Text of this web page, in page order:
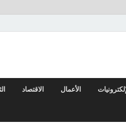
الأعمال الاقتصاد